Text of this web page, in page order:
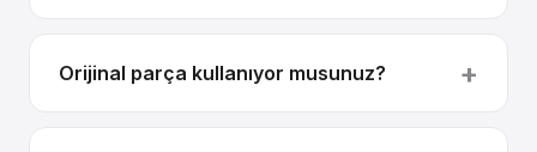
Orijinal parça kullanıyor musunuz?